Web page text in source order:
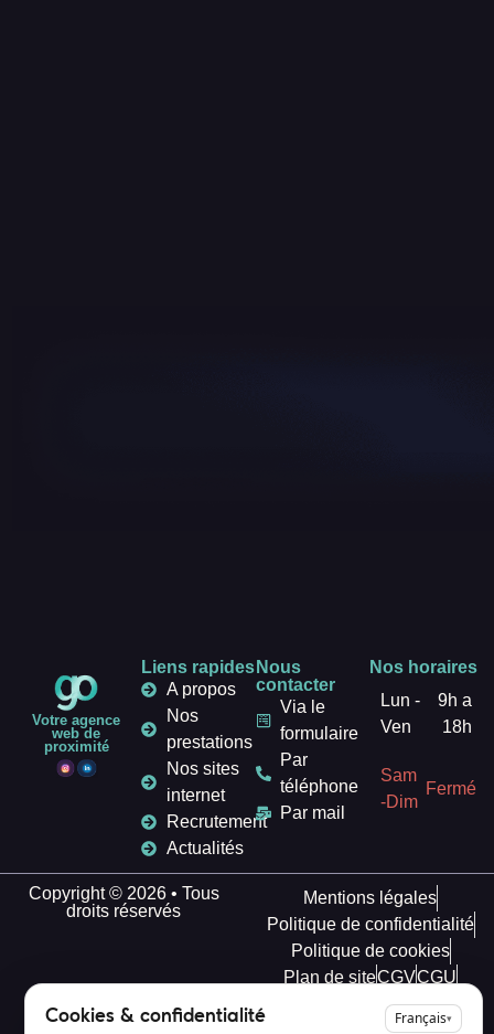
Votre agence
web de
proximité
Liens rapides
A propos
Nos
prestations
Nos sites
internet
Recrutement
Actualités
Nous
contacter
Via le
formulaire
Par
téléphone
Par mail
Nos horaires
Lun -
Ven
9h a
18h
Sam
-Dim
Fermé
Copyright © 2026 • Tous
droits réservés
Mentions légales
Politique de confidentialité
Politique de cookies
Plan de siteCGVCGU
Déclaration d'accessibilité
Cookies & confidentialité Français▾